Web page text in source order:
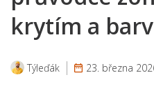
krytím a
Týleďák 23. března